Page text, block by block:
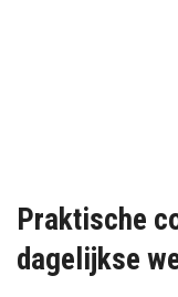
Praktische
dagelijkse